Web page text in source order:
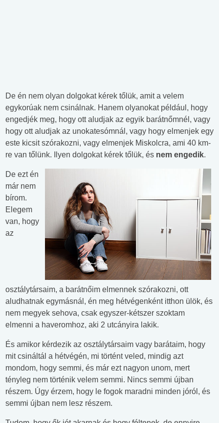
De én nem olyan dolgokat kérek tőlük, amit a velem
egykorúak nem csinálnak. Hanem olyanokat például, hogy
engedjék meg, hogy ott aludjak az egyik barátnőmnél, vagy
hogy ott aludjak az unokatesómnál, vagy hogy elmenjek egy
este kicsit szórakozni, vagy elmenjek Miskolcra, ami 40 km-
re van tőlünk. Ilyen dolgokat kérek tőlük, és nem engedik.
De ezt én
már nem
bírom.
Elegem
van, hogy
az
osztálytársaim, a barátnőim elmennek szórakozni, ott
aludhatnak egymásnál, én meg hétvégenként itthon ülök, és
nem megyek sehova, csak egyszer-kétszer szoktam
elmenni a haveromhoz, aki 2 utcányira lakik.
És amikor kérdezik az osztálytársaim vagy barátaim, hogy
mit csináltál a hétvégén, mi történt veled, mindig azt
mondom, hogy semmi, és már ezt nagyon unom, mert
tényleg nem történik velem semmi. Nincs semmi újban
részem. Úgy érzem, hogy le fogok maradni minden jóról, és
semmi újban nem lesz részem.